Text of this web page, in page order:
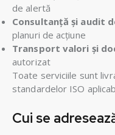
de alertă
Consultanță și audit
planuri de acțiune
Transport valori și
autorizat
Toate serviciile sunt
standardelor ISO
Cui se